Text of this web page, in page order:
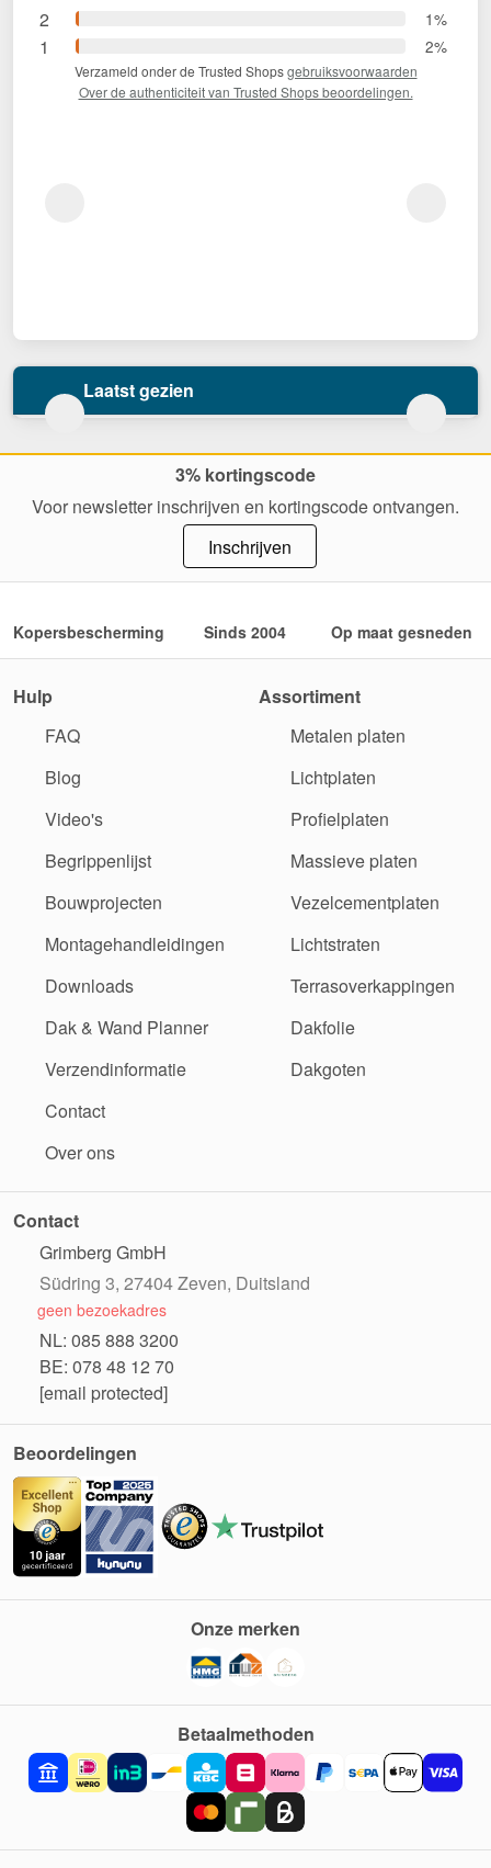
2 1%
1 2%
Verzameld onder de Trusted Shopsgebruiksvoorwaarden
Over de authenticiteit van Trusted Shops beoordelingen.
Laatst gezien
3% kortingscode
Voor newsletter inschrijven en kortingscode ontvangen.
Inschrijven
Kopersbescherming Sinds 2004 Op maat gesneden
Hulp
FAQ
Blog
Video's
Begrippenlijst
Bouwprojecten
Montagehandleidingen
Downloads
Dak & Wand Planner
Verzendinformatie
Contact
Over ons
Assortiment
Metalen platen
Lichtplaten
Profielplaten
Massieve platen
Vezelcementplaten
Lichtstraten
Terrasoverkappingen
Dakfolie
Dakgoten
Contact
Grimberg GmbH
Südring 3, 27404 Zeven, Duitsland
geen bezoekadres
NL: 085 888 3200
BE: 078 48 12 70
[email protected]
Beoordelingen
Betaalmethoden
Onze merken